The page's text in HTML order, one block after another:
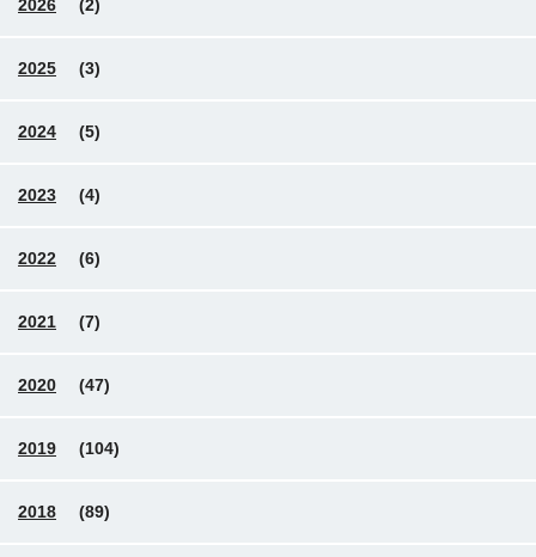
2026 (2)
2025 (3)
2024 (5)
2023 (4)
2022 (6)
2021 (7)
2020 (47)
2019 (104)
2018 (89)